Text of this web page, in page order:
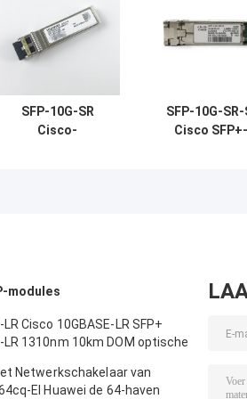
SFP-10G-SR
Cisco-
SFP-10G-SR-
Cisco SFP+-
modules
LR Cisco 10GBASE-LR SFP+
LR 1310nm 10km DOM optische
Netwerkschakelaar van
EI Huawei de 64-haven